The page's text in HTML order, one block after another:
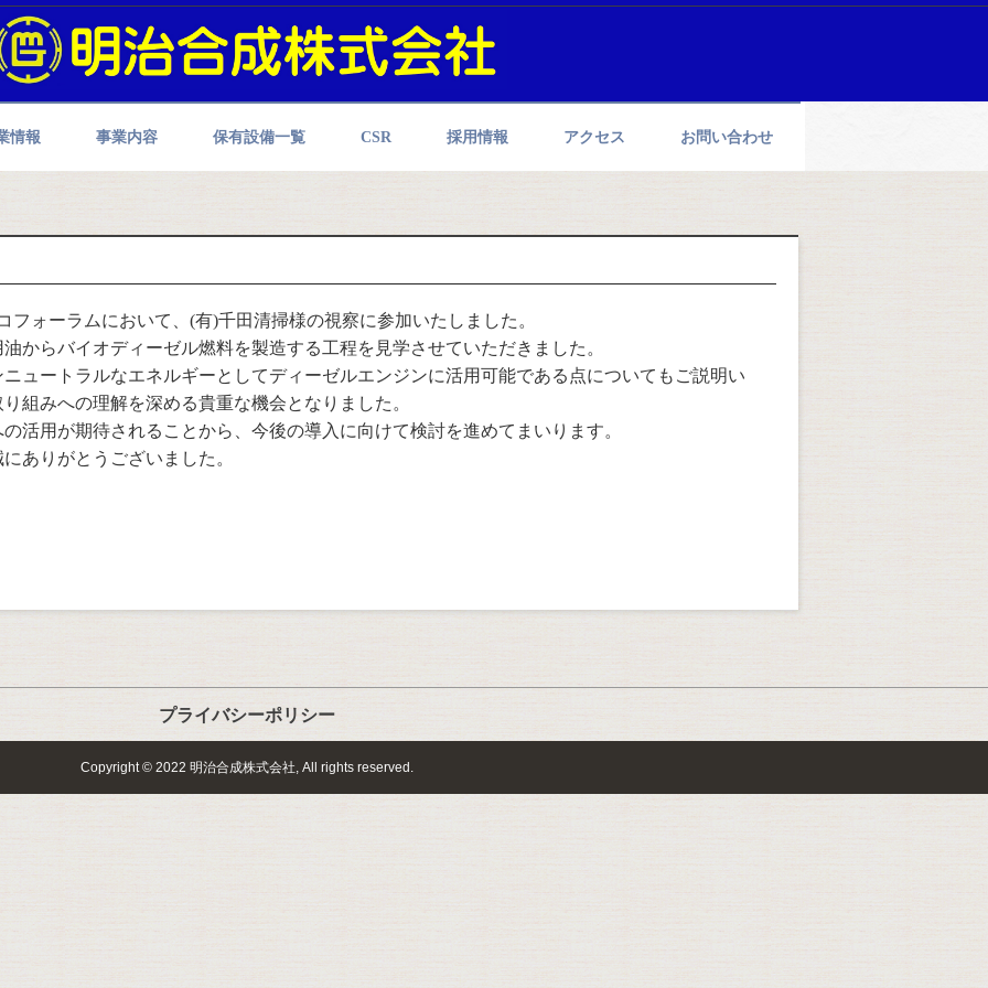
情報 事業内容 保有設備一覧 CSR 採用情報 アクセス お問い合わせ
フォーラムにおいて、(有)千田清掃様の視察に参加いたしました。
からバイオディーゼル燃料を製造する工程を見学させていただきました。
ュートラルなエネルギーとしてディーゼルエンジンに活用可能である点についてもご説明い
組みへの理解を深める貴重な機会となりました。
活用が期待されることから、今後の導入に向けて検討を進めてまいります。
ありがとうございました。
プライバシーポリシー
Copyright © 2022 明治合成株式会社, All rights reserved.